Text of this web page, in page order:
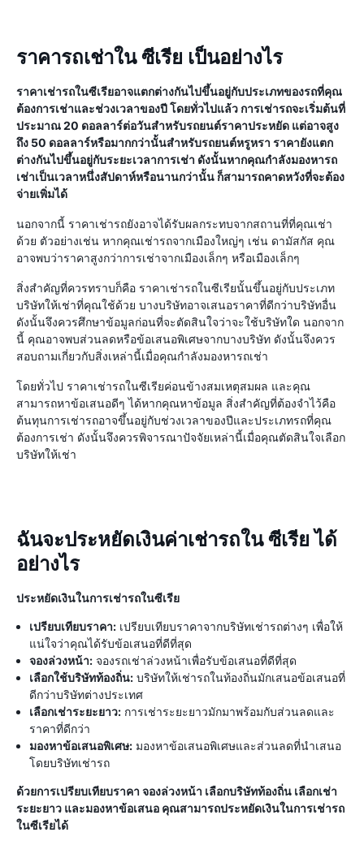
ราคารถเช่าใน ซีเรีย เป็นอย่างไร
ราคาเช่ารถในซีเรียอาจแตกต่างกันไปขึ้นอยู่กับประเภทของรถที่คุณ
ต้องการเช่าและช่วงเวลาของปี โดยทั่วไปแล้ว การเช่ารถจะเริ่มต้นที่
ประมาณ 20 ดอลลาร์ต่อวันสำหรับรถยนต์ราคาประหยัด แต่อาจสูง
ถึง 50 ดอลลาร์หรือมากกว่านั้นสำหรับรถยนต์หรูหรา ราคายังแตก
ต่างกันไปขึ้นอยู่กับระยะเวลาการเช่า ดังนั้นหากคุณกำลังมองหารถ
เช่าเป็นเวลาหนึ่งสัปดาห์หรือนานกว่านั้น ก็สามารถคาดหวังที่จะต้อง
จ่ายเพิ่มได้
นอกจากนี้ ราคาเช่ารถยังอาจได้รับผลกระทบจากสถานที่ที่คุณเช่า
ด้วย ตัวอย่างเช่น หากคุณเช่ารถจากเมืองใหญ่ๆ เช่น ดามัสกัส คุณ
อาจพบว่าราคาสูงกว่าการเช่าจากเมืองเล็กๆ หรือเมืองเล็กๆ
สิ่งสำคัญที่ควรทราบก็คือ ราคาเช่ารถในซีเรียนั้นขึ้นอยู่กับประเภท
บริษัทให้เช่าที่คุณใช้ด้วย บางบริษัทอาจเสนอราคาที่ดีกว่าบริษัทอื่น
ดังนั้นจึงควรศึกษาข้อมูลก่อนที่จะตัดสินใจว่าจะใช้บริษัทใด นอกจาก
นี้ คุณอาจพบส่วนลดหรือข้อเสนอพิเศษจากบางบริษัท ดังนั้นจึงควร
สอบถามเกี่ยวกับสิ่งเหล่านี้เมื่อคุณกำลังมองหารถเช่า
โดยทั่วไป ราคาเช่ารถในซีเรียค่อนข้างสมเหตุสมผล และคุณ
สามารถหาข้อเสนอดีๆ ได้หากคุณหาข้อมูล สิ่งสำคัญที่ต้องจำไว้คือ
ต้นทุนการเช่ารถอาจขึ้นอยู่กับช่วงเวลาของปีและประเภทรถที่คุณ
ต้องการเช่า ดังนั้นจึงควรพิจารณาปัจจัยเหล่านี้เมื่อคุณตัดสินใจเลือก
บริษัทให้เช่า
ฉันจะประหยัดเงินค่าเช่ารถใน ซีเรีย ได้
อย่างไร
ประหยัดเงินในการเช่ารถในซีเรีย
เปรียบเทียบราคา: เปรียบเทียบราคาจากบริษัทเช่ารถต่างๆ เพื่อให้
แน่ใจว่าคุณได้รับข้อเสนอที่ดีที่สุด
จองล่วงหน้า: จองรถเช่าล่วงหน้าเพื่อรับข้อเสนอที่ดีที่สุด
เลือกใช้บริษัทท้องถิ่น: บริษัทให้เช่ารถในท้องถิ่นมักเสนอข้อเสนอที่
ดีกว่าบริษัทต่างประเทศ
เลือกเช่าระยะยาว: การเช่าระยะยาวมักมาพร้อมกับส่วนลดและ
ราคาที่ดีกว่า
มองหาข้อเสนอพิเศษ: มองหาข้อเสนอพิเศษและส่วนลดที่นำเสนอ
โดยบริษัทเช่ารถ
ด้วยการเปรียบเทียบราคา จองล่วงหน้า เลือกบริษัทท้องถิ่น เลือกเช่า
ระยะยาว และมองหาข้อเสนอ คุณสามารถประหยัดเงินในการเช่ารถ
ในซีเรียได้